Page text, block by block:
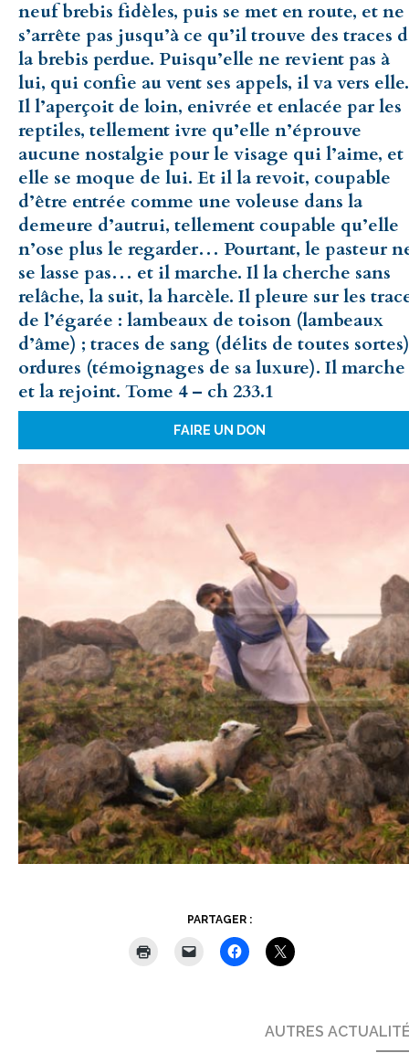
neuf brebis fidèles, puis se met en route, et ne
s’arrête pas jusqu’à ce qu’il trouve des traces
la brebis perdue. Puisqu’elle ne revient pas à
lui, qui confie au vent ses appels, il va vers elle.
Il l’aperçoit de loin, enivrée et enlacée par les
reptiles, tellement ivre qu’elle n’éprouve
aucune nostalgie pour le visage qui l’aime, et
elle se moque de lui. Et il la revoit, coupable
d’être entrée comme une voleuse dans la
demeure d’autrui, tellement coupable qu’elle
n’ose plus le regarder… Pourtant, le pasteur
se lasse pas… et il marche. Il la cherche sans
relâche, la suit, la harcèle. Il pleure sur les
de l’égarée : lambeaux de toison (lambeaux
d’âme) ; traces de sang (délits de toutes
ordures (témoignages de sa luxure). Il marche
et la rejoint. Tome 4 – ch 233.1
FAIRE UN DON
PARTAGER :
AUTRES